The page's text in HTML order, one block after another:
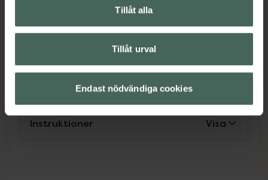
Tillåt alla
Tillåt urval
Endast nödvändiga cookies
07319861025330
Kategorier:
MellanrumsborstarMellanrumsrengöring
Mun och tänder
Tandstickor och tandpetare
Instruktioner Visa